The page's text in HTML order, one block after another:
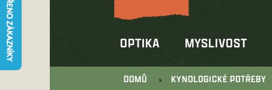
OPTIKA MYSLIVOST
DOMŮ KYNOLOGICKÉ POTŘEBY